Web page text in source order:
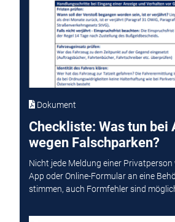
Dokument
Checkliste: Was tun bei
wegen Falschparken?
Nicht jede Meldung einer
App oder Online-Formular an eine
stimmen, auch Formfehler sind